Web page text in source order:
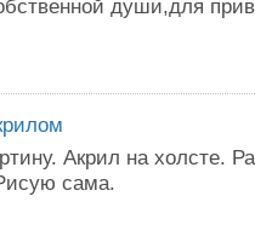
души,для
Акрил на холсте.
сама.